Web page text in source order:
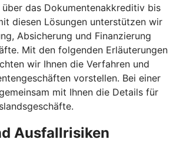
das Dokumentenakkreditiv bis
diesen Lösungen unterstützen wir
Absicherung und Finanzierung
Mit den folgenden Erläuterungen
wir Ihnen die Verfahren und
vorstellen. Bei einer
mit Ihnen die Details für
Ausfallrisiken